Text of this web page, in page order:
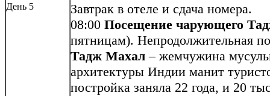
День 5
Завтрак в отеле и сдача номера.
08:00 Посещение чарующего
пятницам). Непродолжительная
Тадж Махал – жемчужина
архитектуры Индии манит
постройка заняла 22 года, и 20